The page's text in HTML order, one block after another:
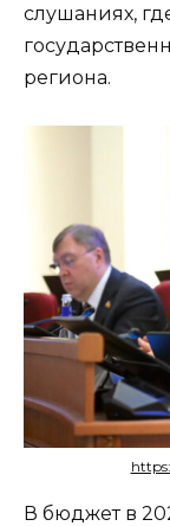
слушаниях,
региона.
В бюджет в